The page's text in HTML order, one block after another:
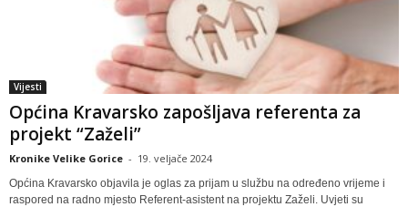
Vijesti
Općina Kravarsko zapošljava referenta za
projekt “Zaželi”
Kronike Velike Gorice - 19. veljače 2024
Općina Kravarsko objavila je oglas za prijam u službu na određeno vrijeme i
raspored na radno mjesto Referent-asistent na projektu Zaželi. Uvjeti su